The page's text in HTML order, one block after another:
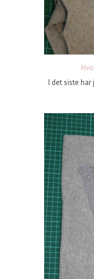
I det siste har